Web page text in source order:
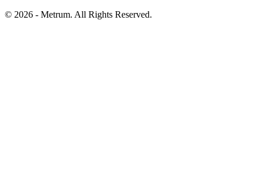
© 2026 - Metrum. All Rights Reserved.